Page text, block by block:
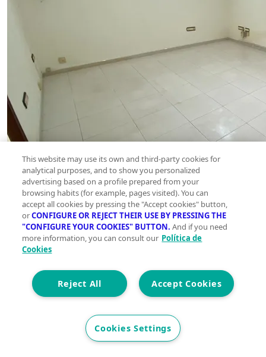
This website may use its own and third-party cookies for
analytical purposes, and to show you personalized
advertising based on a profile prepared from your
browsing habits (for example, pages visited). You can
accept all cookies by pressing the "Accept cookies" button,
orCONFIGURE OR REJECT THEIR USE BY PRESSING THE
"CONFIGURE YOUR COOKIES" BUTTON. And if you need
more information, you can consult our Política de
Cookies
Accept Cookies
Reject All
Cookies Settings